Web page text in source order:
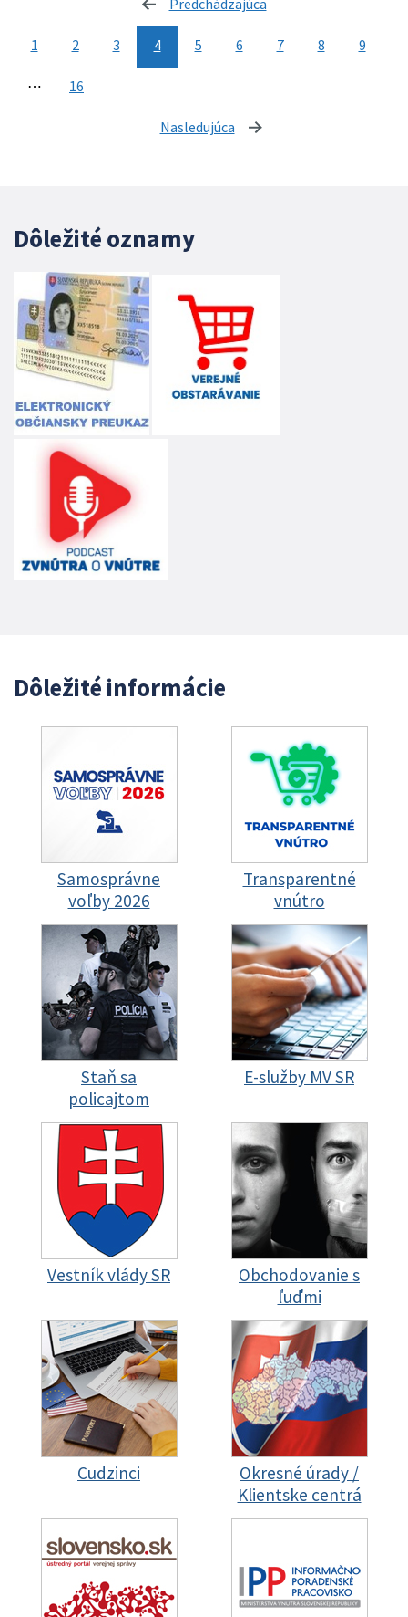
Predchádzajúca
1 2 3 4 5 6 7 8 9
⋯ 16
Nasledujúca stránka
Dôležité oznamy
Dôležité informácie
Samosprávne
voľby 2026
Transparentné
vnútro
Staň sa
policajtom
E-služby MV SR
Vestník vlády SR
Obchodovanie s
ľuďmi
Cudzinci
Okresné úrady /
Klientske centrá